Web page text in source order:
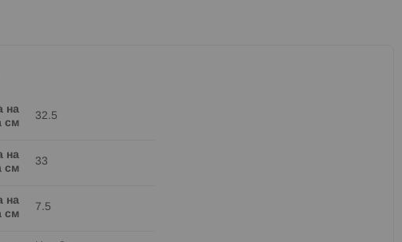
на
см
32.5
на
см
33
на
см
7.5